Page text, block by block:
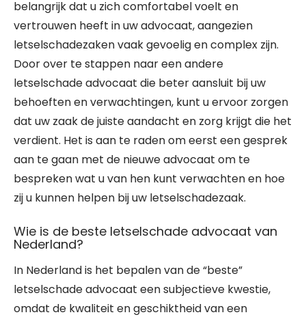
belangrijk dat u zich comfortabel voelt en
vertrouwen heeft in uw advocaat, aangezien
letselschadezaken vaak gevoelig en complex zijn.
Door over te stappen naar een andere
letselschade advocaat die beter aansluit bij uw
behoeften en verwachtingen, kunt u ervoor zorgen
dat uw zaak de juiste aandacht en zorg krijgt die het
verdient. Het is aan te raden om eerst een gesprek
aan te gaan met de nieuwe advocaat om te
bespreken wat u van hen kunt verwachten en hoe
zij u kunnen helpen bij uw letselschadezaak.
Wie is de beste letselschade advocaat van
Nederland?
In Nederland is het bepalen van de “beste”
letselschade advocaat een subjectieve kwestie,
omdat de kwaliteit en geschiktheid van een